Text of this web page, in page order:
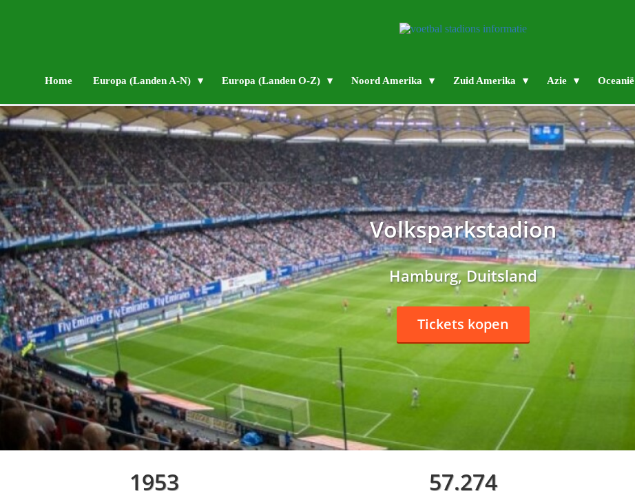
Home Europa (Landen A-N) Europa (Landen O-Z) Noord Amerika Zuid Amerika Azie Oceanië
Volksparkstadion
Hamburg, Duitsland
Tickets kopen
1953 57.274